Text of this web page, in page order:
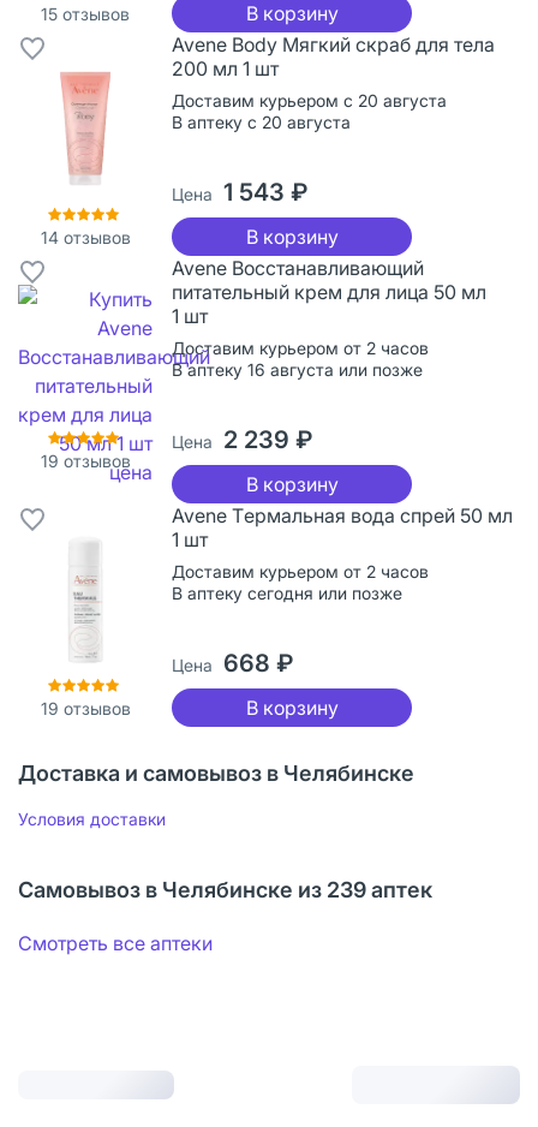
15 отзывов В корзину
14отзывов
Avene Body Мягкий скраб для тела
200 мл 1 шт
Доставим курьером с 20 августа
В аптеку с 20 августа
Цена 1 543 ₽
В корзину
19 отзывов
Avene Восстанавливающий
питательный крем для лица 50 мл
1 шт
Доставим курьером от 2 часов
В аптеку 16 августа или позже
Цена 2 239 ₽
В корзину
19 отзывов
Avene Tермальная вода спрей 50 мл
1 шт
Доставим курьером от 2 часов
В аптеку сегодня или позже
Цена 668 ₽
В корзину
Доставка и самовывоз в Челябинске
Условия доставки
Самовывоз в Челябинске из 239 аптек
Смотреть все аптеки